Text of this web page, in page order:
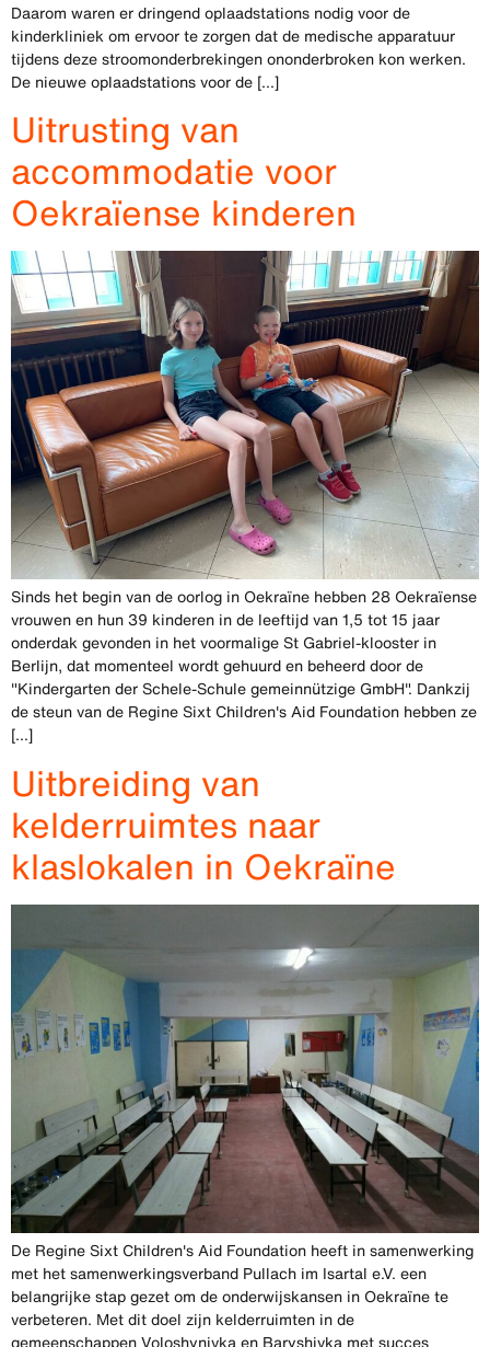
Daarom waren er dringend oplaadstations nodig voor de
kinderkliniek om ervoor te zorgen dat de medische apparatuur
tijdens deze stroomonderbrekingen ononderbroken kon werken.
De nieuwe oplaadstations voor de [...]
Uitrusting van
accommodatie voor
Oekraïense kinderen
Sinds het begin van de oorlog in Oekraïne hebben 28 Oekraïense
vrouwen en hun 39 kinderen in de leeftijd van 1,5 tot 15 jaar
onderdak gevonden in het voormalige St Gabriel-klooster in
Berlijn, dat momenteel wordt gehuurd en beheerd door de
"Kindergarten der Schele-Schule gemeinnützige GmbH". Dankzij
de steun van de Regine Sixt Children's Aid Foundation hebben ze
[...]
Uitbreiding van
kelderruimtes naar
klaslokalen in Oekraïne
De Regine Sixt Children's Aid Foundation heeft in samenwerking
met het samenwerkingsverband Pullach im Isartal e.V. een
belangrijke stap gezet om de onderwijskansen in Oekraïne te
verbeteren. Met dit doel zijn kelderruimten in de
gemeenschappen Voloshynivka en Baryshivka met succes